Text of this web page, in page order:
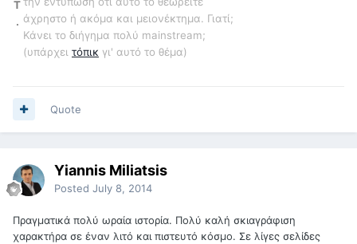
T
. άχρηστο ή ακόμα και μειονέκτημα. Γιατί;
Κάνει το διήγημα πολύ mainstream;
(υπάρχει τόπικ γι' αυτό το θέμα)
Quote
Yiannis Miliatsis
Posted July 8, 2014
Πραγματικά πολύ ωραία ιστορία. Πολύ καλή σκιαγράφιση
χαρακτήρα σε έναν λιτό και πιστευτό κόσμο. Σε λίγες σελίδες